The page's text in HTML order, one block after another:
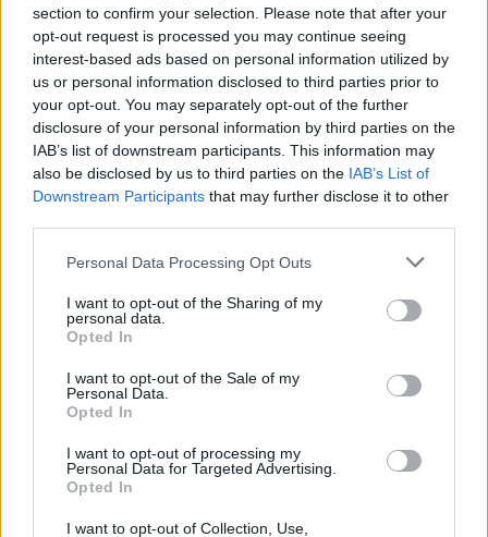
section to confirm your selection. Please note that after your
opt-out request is processed you may continue seeing
interest-based ads based on personal information utilized by
us or personal information disclosed to third parties prior to
your opt-out. You may separately opt-out of the further
disclosure of your personal information by third parties on the
IAB’s list of downstream participants. This information may
also be disclosed by us to third parties on the IAB’s List of
Downstream Participants that may further disclose it to other
Please note that this website/app uses one or more Google
not limited to your visit or usage behaviour. You may click to
grant or deny consent to Google and its third-party tags to
use your data for below specified purposes in below Google
consent section.
Personal Data Processing Opt Outs
I want to opt-out of the Sharing of my
personal data.
Opted In
I want to opt-out of the Sale of my
Personal Data.
Opted In
I want to opt-out of processing my
Personal Data for Targeted Advertising.
Opted In
I want to opt-out of Collection, Use,
Continua a leggere
Cantina Rauscedo celebra 75 anni di storia vitivinicola
Ilaria Galli · 3 Ago 2026